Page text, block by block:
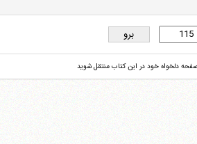
دلخواه خود در این کتاب منتقل شوید